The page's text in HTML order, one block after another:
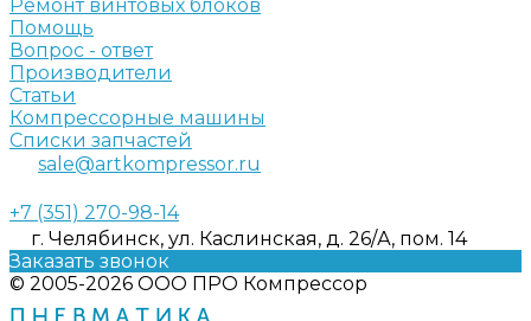
Ремонт винтовых блоков
Помощь
Вопрос - ответ
Производители
Статьи
Компрессорные машины
Списки запчастей
sale@artkompressor.ru
+7 (351) 270-98-14
г. Челябинск, ул. Каслинская, д. 26/А, пом. 14
Заказать звонок
© 2005-2026 ООО ПРО Компрессор